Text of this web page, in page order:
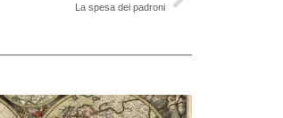
La spesa dei padroni